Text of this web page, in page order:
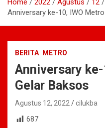
Home 2022 Agustus
12
Anniversary ke-10, IWO
BERITA METRO
Anniversary
Gelar Baksos
Agustus 12, 2022
cilukba
687